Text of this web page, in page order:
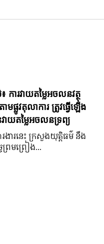
ារវាយតម្លៃអចលនវត្ថុ
ផ្លូវតុលាការ ត្រូវធ្វើឡើង
យតម្លៃអចលនទ្រព្យ
ារងារនេះ ក្រសួងយុត្តិធម៌ នឹង
ព្រមព្រៀង...